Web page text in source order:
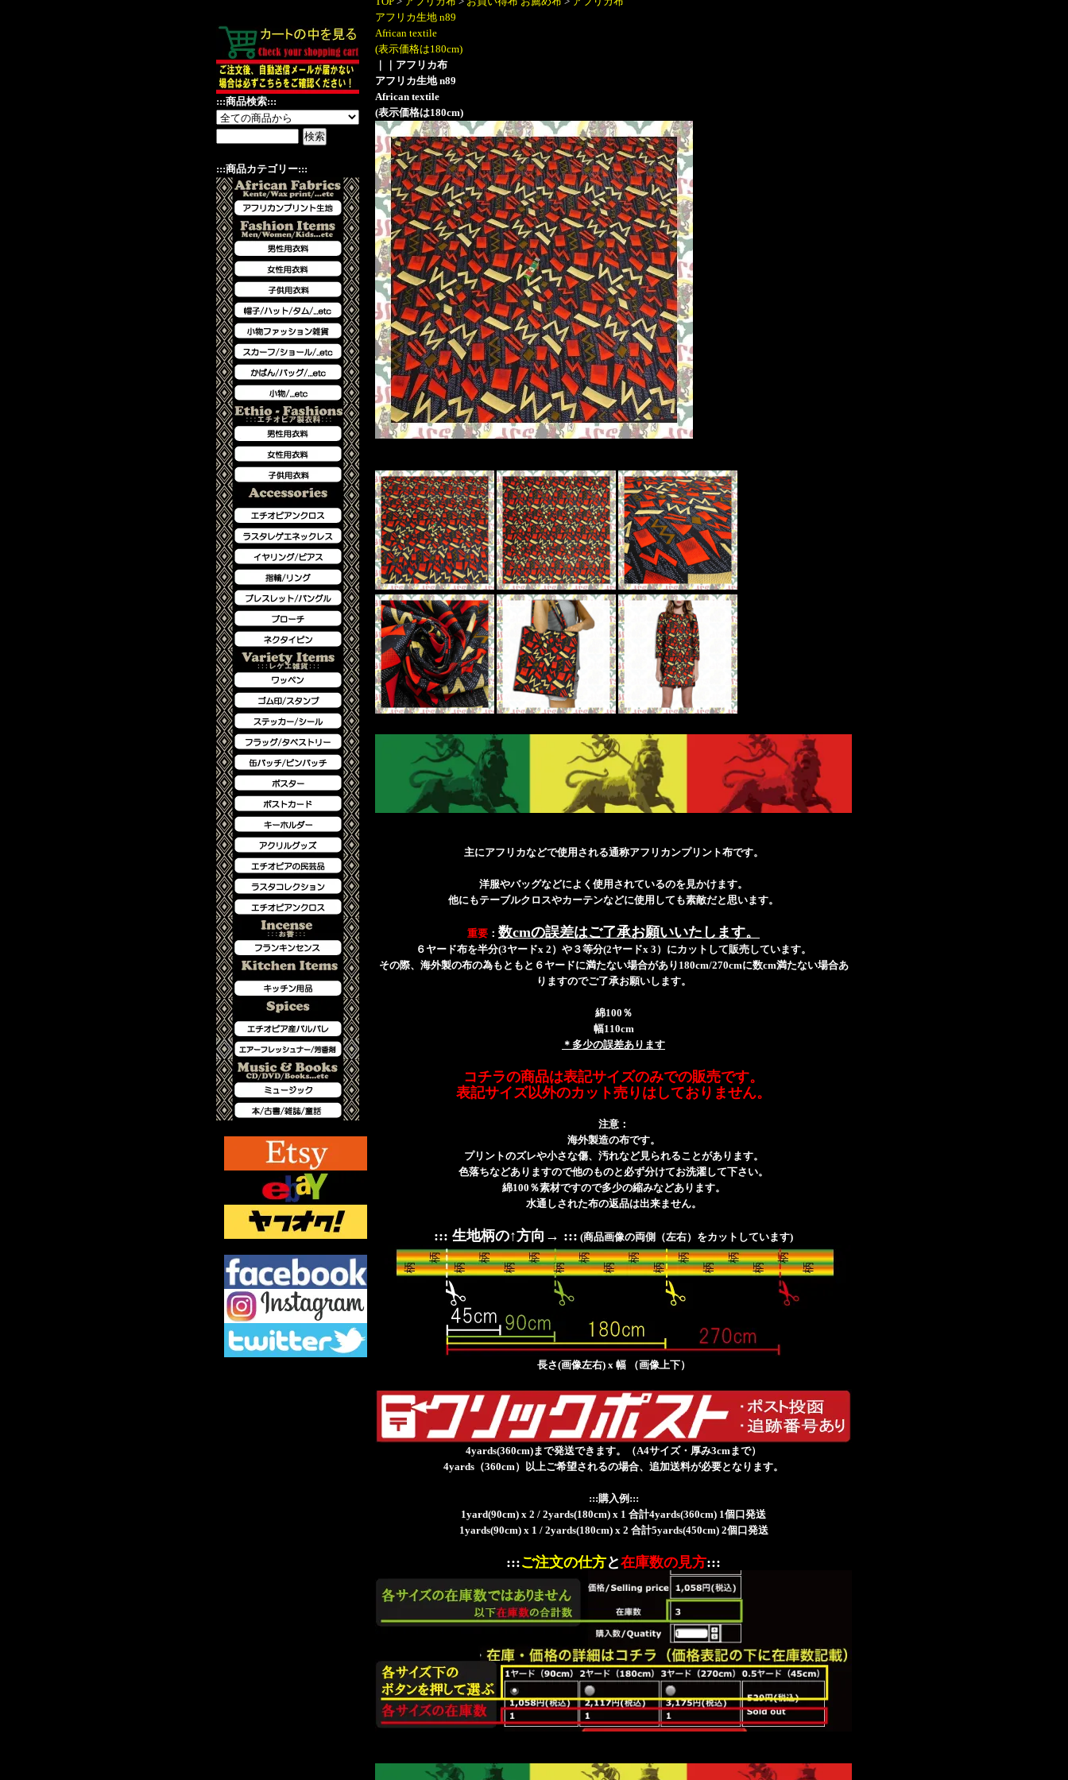
:::商品検索:::
:::商品カテゴリー:::
アフリカ生地 n89
African textile
(表示価格は180cm)
｜アフリカ布
アフリカ生地 n89
African textile
(表示価格は180cm)
主にアフリカなどで使用される通称アフリカンプリント布です。
洋服やバッグなどによく使用されているのを見かけます。
他にもテーブルクロスやカーテンなどに使用しても素敵だと思います。
重要 ： 数cmの誤差はご了承お願いいたします。
６ヤード布を半分(3ヤードx 2）や３等分(2ヤードx 3）にカットして販売しています。
その際、海外製の布の為もともと６ヤードに満たない場合があり180cm/270cmに数cm満たない場合あ
りますのでご了承お願いします。
綿100％
幅110cm
＊多少の誤差あります
コチラの商品は表記サイズのみでの販売です。
表記サイズ以外のカット売りはしておりません。
注意：
海外製造の布です。
プリントのズレや小さな傷、汚れなど見られることがあります。
色落ちなどありますので他のものと必ず分けてお洗濯して下さい。
綿100％素材ですので多少の縮みなどあります。
水通しされた布の返品は出来ません。
::: 生地柄の↑方向→ ::: (商品画像の両側（左右）をカットしています)
長さ(画像左右) x 幅 （画像上下）
4yards(360cm)まで発送できます。（A4サイズ・厚み3cmまで）
4yards（360cm）以上ご希望されるの場合、追加送料が必要となります。
:::購入例:::
1yard(90cm) x 2 / 2yards(180cm) x 1 合計4yards(360cm) 1個口発送
1yards(90cm) x 1 / 2yards(180cm) x 2 合計5yards(450cm) 2個口発送
:::ご注文の仕方と在庫数の見方:::